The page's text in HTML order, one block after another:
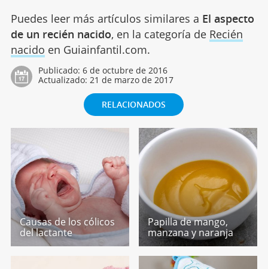
Puedes leer más artículos similares a El aspecto
de un recién nacido, en la categoría de Recién
nacido en Guiainfantil.com.
Publicado: 6 de octubre de 2016
Actualizado: 21 de marzo de 2017
RELACIONADOS
Causas de los cólicos
del lactante
Papilla de mango,
manzana y naranja